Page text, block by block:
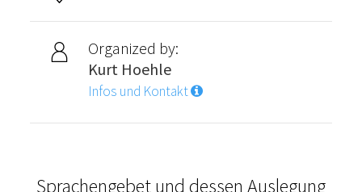
Organized by:
Kurt Hoehle
Infos und Kontakt
Sprachengebet und dessen Auslegung